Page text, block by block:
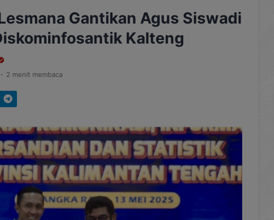
Gantikan Agus Siswadi
Kalteng
. 2 menit membaca